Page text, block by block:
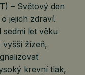
– Světový den
jejich zdraví.
let věku
žízeň,
krevní tlak,